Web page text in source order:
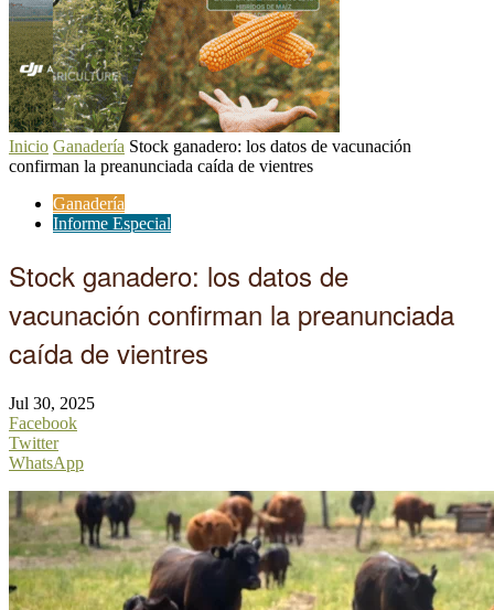
Inicio Ganadería Stock ganadero: los datos de vacunación
confirman la preanunciada caída de vientres
Ganadería
Informe Especial
Stock ganadero: los datos de
vacunación confirman la preanunciada
caída de vientres
Jul 30, 2025
Facebook
Twitter
WhatsApp